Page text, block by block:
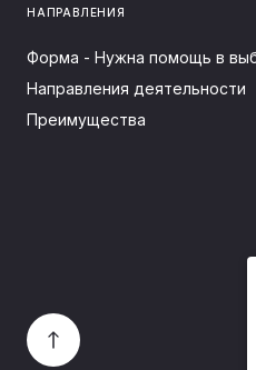
НАПРАВЛЕНИЯ
Форма - Нужна помощь в
Направления деятельности
Преимущества